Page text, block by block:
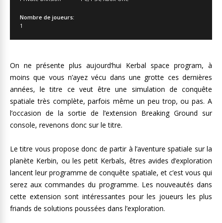
Nombre de joueurs:
1
On ne présente plus aujourd’hui Kerbal space program, à
moins que vous n’ayez vécu dans une grotte ces dernières
années, le titre ce veut être une simulation de conquête
spatiale très complète, parfois même un peu trop, ou pas. A
l’occasion de la sortie de l’extension Breaking Ground sur
console, revenons donc sur le titre.
Le titre vous propose donc de partir à l’aventure spatiale sur la
planète Kerbin, ou les petit Kerbals, êtres avides d’exploration
lancent leur programme de conquête spatiale, et c’est vous qui
serez aux commandes du programme. Les nouveautés dans
cette extension sont intéressantes pour les joueurs les plus
friands de solutions poussées dans l’exploration.